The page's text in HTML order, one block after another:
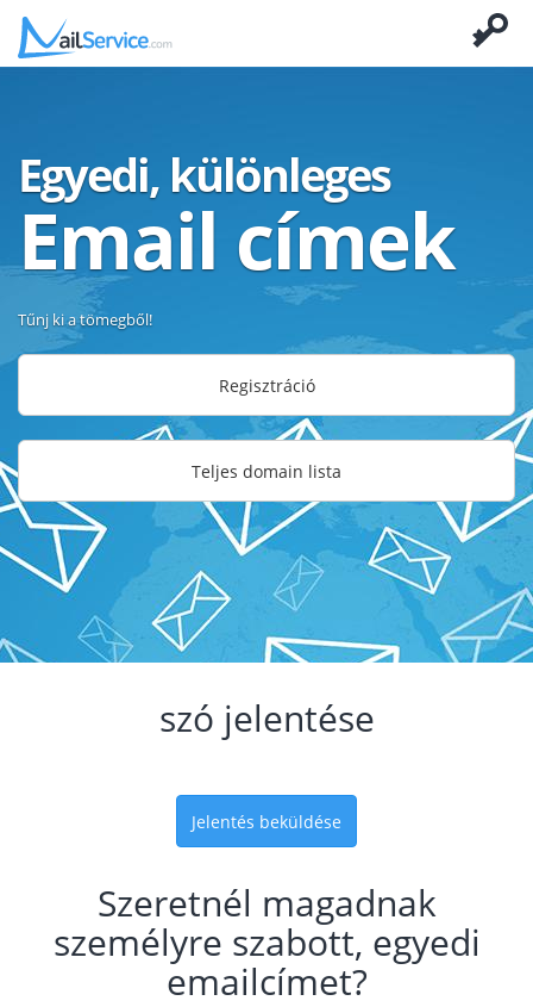
Egyedi, különleges
Email címek
Tűnj ki a tömegből!
Regisztráció
Teljes domain lista
szó jelentése
Jelentés beküldése
Szeretnél magadnak
személyre szabott, egyedi
emailcímet?